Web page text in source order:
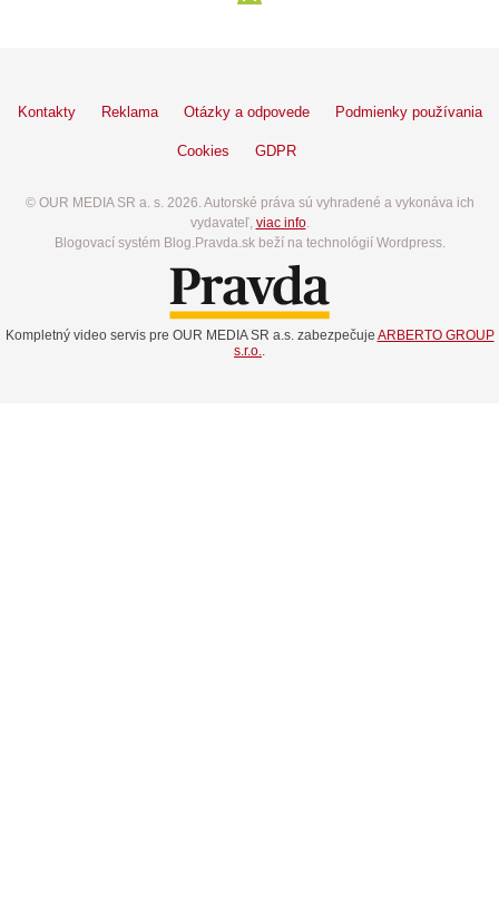
Kontakty Reklama Otázky a odpovede Podmienky používania
Cookies GDPR
© OUR MEDIA SR a. s. 2026. Autorské práva sú vyhradené a vykonáva ich
vydavateľ, viac info.
Blogovací systém Blog.Pravda.sk beží na technológií Wordpress.
Kompletný video servis pre OUR MEDIA SR a.s. zabezpečuje ARBERTO GROUP
s.r.o.